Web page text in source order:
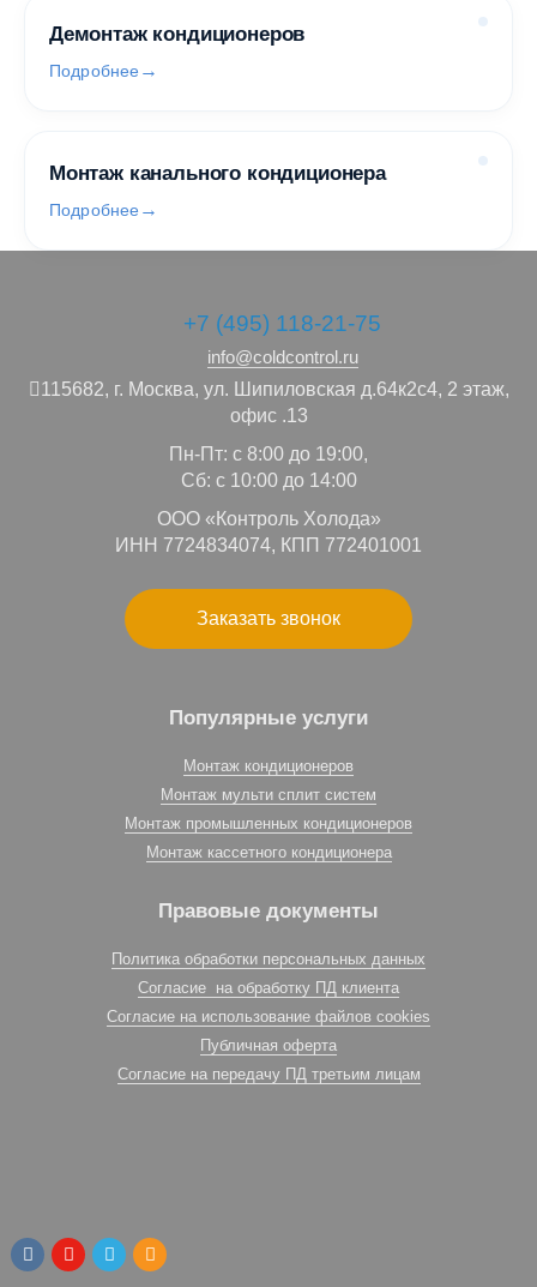
Демонтаж кондиционеров
Подробнее
Монтаж канального кондиционера
Подробнее
+7 (495) 118-21-75
info@coldcontrol.ru
115682, г. Москва, ул. Шипиловская д.64к2с4, 2 этаж,
офис .13
Пн-Пт: с 8:00 до 19:00,
Сб: с 10:00 до 14:00
ООО «Контроль Холода»
ИНН 7724834074, КПП 772401001
Заказать звонок
Популярные услуги
Монтаж кондиционеров
Монтаж мульти сплит систем
Монтаж промышленных кондиционеров
Монтаж кассетного кондиционера
Правовые документы
Политика обработки персональных данных
Согласие на обработку ПД клиента
Согласие на использование файлов cookies
Публичная оферта
Согласие на передачу ПД третьим лицам